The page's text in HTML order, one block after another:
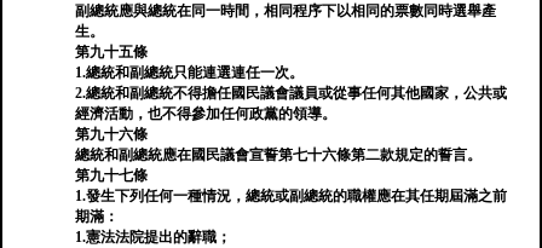
副總統應與總統在同一時間，相同程序下以相同的票數同時選舉產
生。
第九十五條
1.總統和副總統只能連選連任一次。
2.總統和副總統不得擔任國民議會議員或從事任何其他國家，公共或
經濟活動，也不得參加任何政黨的領導。
第九十六條
總統和副總統應在國民議會宣誓第七十六條第二款規定的誓言。
第九十七條
1.發生下列任何一種情況，總統或副總統的職權應在其任期屆滿之前
期滿：
1.憲法法院提出的辭職；